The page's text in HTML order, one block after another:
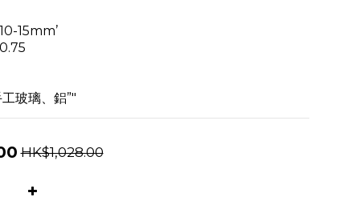
15mm’
玻璃、鋁”"
HK$1,028.00